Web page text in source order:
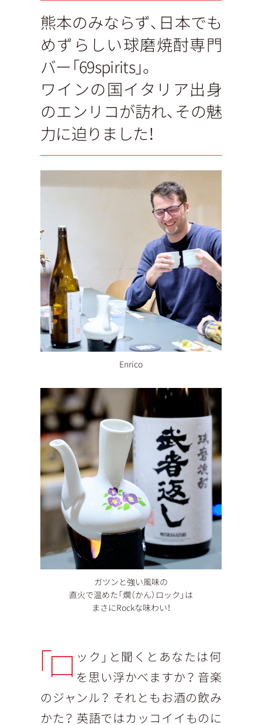
熊本のみならず、日本でも
めずらしい球磨焼酎専門
バー「69spirits」。
ワインの国イタリア出身
のエンリコが訪れ、その魅
力に迫りました！
Enrico
ガツンと強い風味の
直火で温めた「燗（かん）ロック」は
まさにRockな味わい！
「ロ ック」と聞くとあなたは何
を思い浮かべますか？ 音楽
のジャンル？ それともお酒の飲み
かた？ 英語ではカッコイイものに